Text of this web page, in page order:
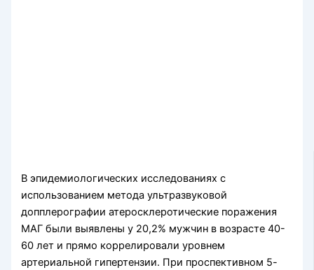
В эпидемиологических исследованиях с
использованием метода ультразвуковой
допплерографии атеросклеротические поражения
МАГ были выявлены у 20,2% мужчин в возрасте 40-
60 лет и прямо коррелировали уровнем
артериальной гипертензии. При проспективном 5-